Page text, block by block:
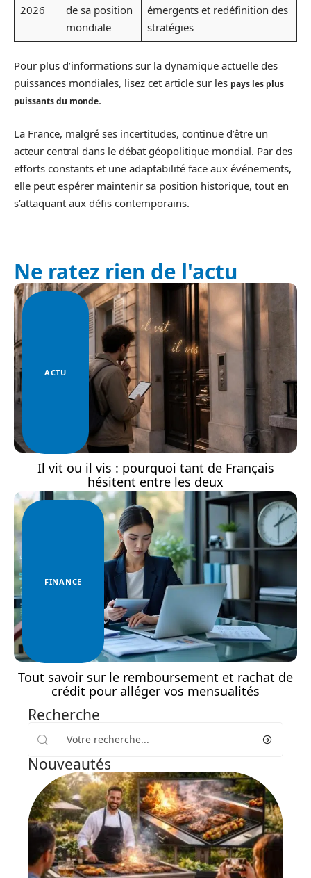
2026
de sa position
mondiale
émergents et redéfinition des
stratégies
Pour plus d’informations sur la dynamique actuelle des
puissances mondiales, lisez cet article sur les pays les plus
puissants du monde.
La France, malgré ses incertitudes, continue d’être un
acteur central dans le débat géopolitique mondial. Par des
efforts constants et une adaptabilité face aux événements,
elle peut espérer maintenir sa position historique, tout en
s’attaquant aux défis contemporains.
Ne ratez rien de l'actu
ACTU
Il vit ou il vis : pourquoi tant de Français
hésitent entre les deux
FINANCE
Tout savoir sur le remboursement et rachat de
crédit pour alléger vos mensualités
Recherche
Nouveautés